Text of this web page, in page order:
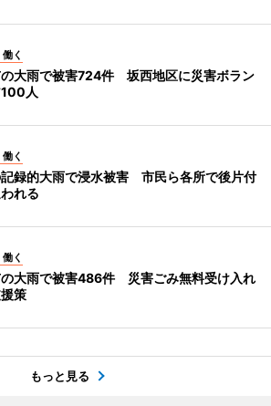
く
の大雨で被害724件 坂西地区に災害ボラン
人
く
記録的大雨で浸水被害 市民ら各所で後片付
れる
く
の大雨で被害486件 災害ごみ無料受け入れ
策
もっと見る